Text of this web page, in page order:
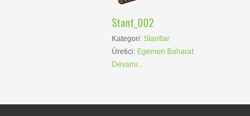
Stant_002
Kategori: Stantlar
Üretici: Egemen Baharat
Devamı...